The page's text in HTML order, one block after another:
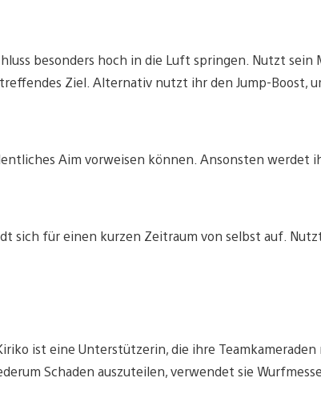
besonders hoch in die Luft springen. Nutzt sein
Ziel. Alternativ nutzt ihr den Jump-Boost,
Aim vorweisen können. Ansonsten werdet
sich für einen kurzen Zeitraum von selbst auf.
ist eine Unterstützerin, die ihre
Schaden auszuteilen, verwendet sie